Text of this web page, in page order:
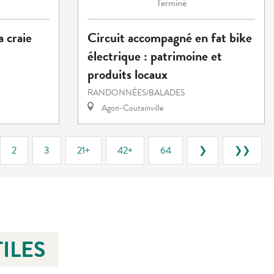
craie
Circuit accompagné en fat bike
électrique : patrimoine et
produits locaux
RANDONNÉES/BALADES
Agon-Coutainville
2 3 21+ 42+ 64 ❯ ❯❯